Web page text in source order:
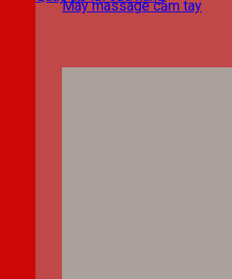
Máy massage cầm tay